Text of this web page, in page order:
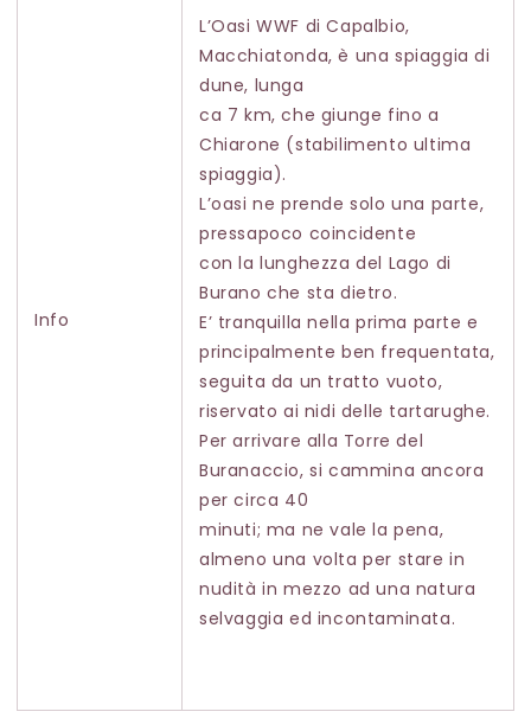
Info
L’Oasi WWF di Capalbio,
Macchiatonda, è una spiaggia di
dune, lunga
ca 7 km, che giunge fino a
Chiarone (stabilimento ultima
spiaggia).
L’oasi ne prende solo una parte,
pressapoco coincidente
con la lunghezza del Lago di
Burano che sta dietro.
E’ tranquilla nella prima parte e
principalmente ben frequentata,
seguita da un tratto vuoto,
riservato ai nidi delle tartarughe.
Per arrivare alla Torre del
Buranaccio, si cammina ancora
per circa 40
minuti; ma ne vale la pena,
almeno una volta per stare in
nudità in mezzo ad una natura
selvaggia ed incontaminata.